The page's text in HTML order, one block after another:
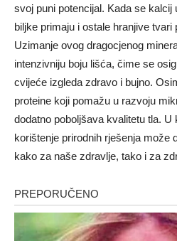
svoj puni potencijal. Kada se kalcij
biljke primaju i ostale hranjive tvari
Uzimanje ovog dragocjenog
intenzivniju boju lišća, čime se
cvijeće izgleda zdravo i bujno.
proteine koji pomažu u razvoju
dodatno poboljšava kvalitetu tla. U
korištenje prirodnih rješenja može
kako za naše zdravlje, tako i za